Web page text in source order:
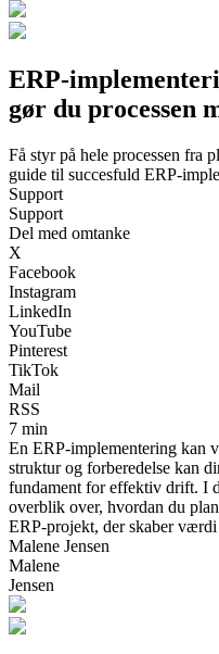
ERP-
gør du processen
Få styr på hele processen fra
guide til succesfuld ERP-
Support
Support
Del med omtanke
X
Facebook
Instagram
LinkedIn
YouTube
Pinterest
TikTok
Mail
RSS
7 min
En ERP-implementering kan
struktur og forberedelse kan
fundament for effektiv drift. I
overblik over, hvordan du
ERP-projekt, der skaber
Malene Jensen
Malene
Jensen